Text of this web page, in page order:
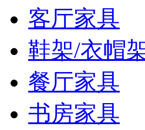
客厅家具
鞋架/衣帽
餐厅家具
书房家具